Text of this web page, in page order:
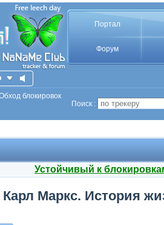
Портал
Форум
блокировок
Поиск :
Устойчивый к
Маркс. История